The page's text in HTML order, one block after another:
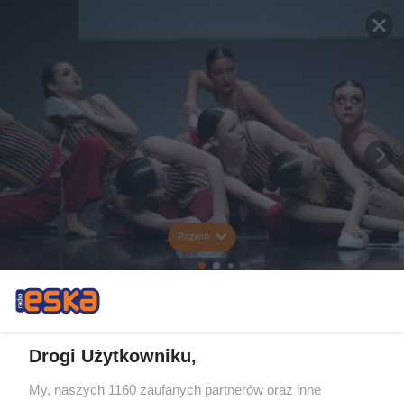
Rozwiń
Drogi Użytkowniku,
My, naszych 1160 zaufanych partnerów oraz inne